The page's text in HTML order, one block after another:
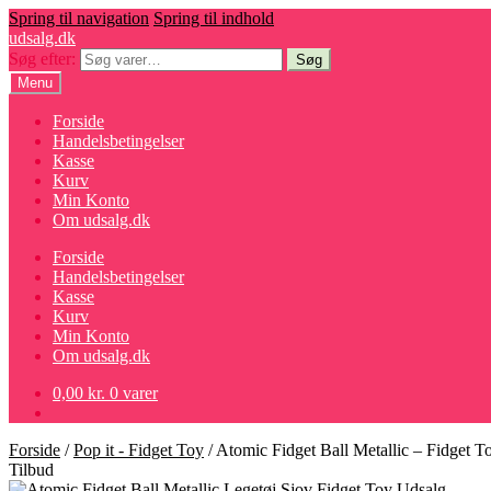
Spring til navigation Spring til indhold
udsalg.dk
Søg efter:
Søg
Menu
Forside
Handelsbetingelser
Kasse
Kurv
Min Konto
Om udsalg.dk
Forside
Handelsbetingelser
Kasse
Kurv
Min Konto
Om udsalg.dk
0,00 kr. 0 varer
Forside /Pop it - Fidget Toy /Atomic Fidget Ball Metallic – Fidget
Tilbud